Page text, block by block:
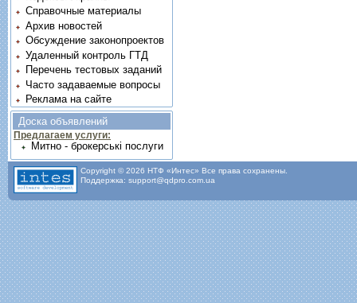
Справочные материалы
Архив новостей
Обсуждение законопроектов
Удаленный контроль ГТД
Перечень тестовых заданий
Часто задаваемые вопросы
Реклама на сайте
Доска объявлений
Предлагаем услуги:
Митно - брокерські послуги
Copyright © 2026 НТФ «Интес» Все права сохранены.
Поддержка: support@qdpro.com.ua